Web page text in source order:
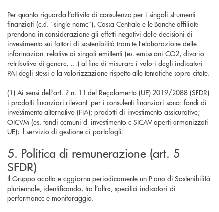
Per quanto riguarda l’attività di consulenza per i singoli strumenti
finanziati (c.d. “single name”), Cassa Centrale e le Banche affiliate
prendono in considerazione gli effetti negativi delle decisioni di
investimento sui fattori di sostenibilità tramite l’elaborazione delle
informazioni relative ai singoli emittenti (es. emissioni CO2, divario
retributivo di genere, …) al fine di misurare i valori degli indicatori
PAI degli stessi e la valorizzazione rispetto alle tematiche sopra citate.
(1) Ai sensi dell’art. 2 n. 11 del Regolamento (UE) 2019/2088 (SFDR)
i prodotti finanziari rilevanti per i consulenti finanziari sono: fondi di
investimento alternativo (FIA); prodotti di investimento assicurativo;
OICVM (es. fondi comuni di investimento e SICAV aperti armonizzati
UE); il servizio di gestione di portafogli.
5. Politica di remunerazione (art. 5
SFDR)
Il Gruppo adotta e aggiorna periodicamente un Piano di Sostenibilità
pluriennale, identificando, tra l’altro, specifici indicatori di
performance e monitoraggio.